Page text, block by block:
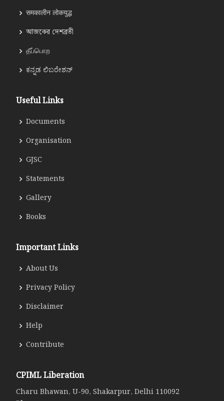
समकालीन लोकयुद्ध
আজকের দেশব্রতী
தீப்பொற
ಕನ್ನಡ ಲಿಬರೇಶನ್
Useful Links
Documents
Organisation
GJSC
Statements
Gallery
Books
Important Links
About Us
Privacy Policy
Disclaimer
Help
Contribute
CPIML Liberation
Charu Bhawan, U-90, Shakarpur, Delhi 110092